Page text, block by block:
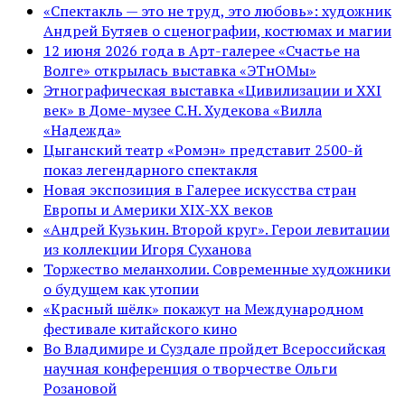
«Спектакль — это не труд, это любовь»: художник
Андрей Бутяев о сценографии, костюмах и магии
12 июня 2026 года в Арт-галерее «Счастье на
Волге» открылась выставка «ЭТнОМы»
Этнографическая выставка «Цивилизации и ХХI
век» в Доме-музее С.Н. Худекова «Вилла
«Надежда»
Цыганский театр «Ромэн» представит 2500-й
показ легендарного спектакля
Новая экспозиция в Галерее искусства стран
Европы и Америки XIX-XX веков
«Андрей Кузькин. Второй круг». Герои левитации
из коллекции Игоря Суханова
Торжество меланхолии. Современные художники
о будущем как утопии
«Красный шёлк» покажут на Международном
фестивале китайского кино
Во Владимире и Суздале пройдет Всероссийская
научная конференция о творчестве Ольги
Розановой